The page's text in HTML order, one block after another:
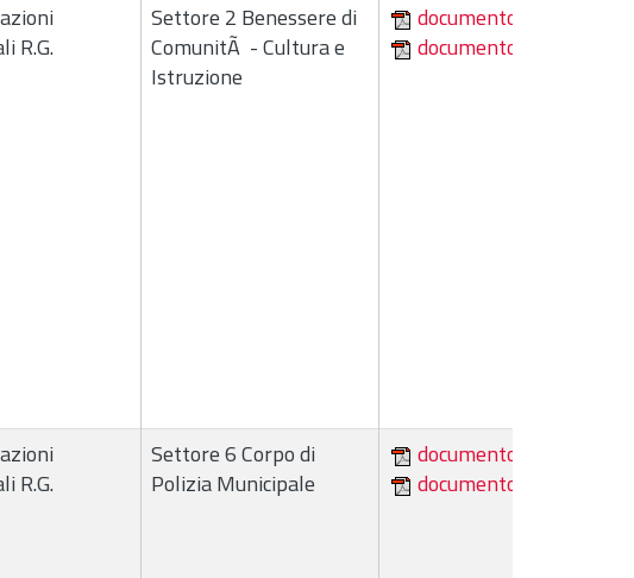
R.G.
Settore 2 Benessere di
ComunitÃ - Cultura e
Istruzione
documento
documento
R.G.
Settore 6 Corpo di
Polizia Municipale
documento
documento